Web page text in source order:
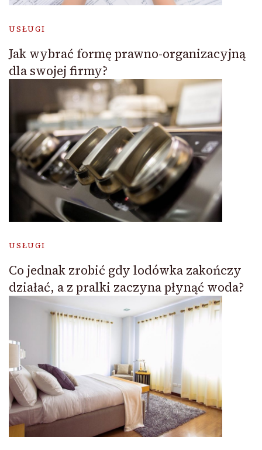
USŁUGI
Jak wybrać formę prawno-organizacyjną
dla swojej firmy?
USŁUGI
Co jednak zrobić gdy lodówka zakończy
działać, a z pralki zaczyna płynąć woda?